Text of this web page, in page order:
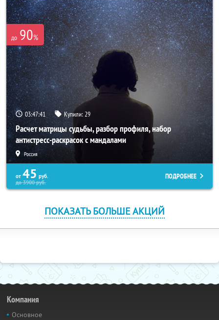
до 90%
03:47:40 Купили:29
Расчет матрицы судьбы, разбор профиля, набор
антистресс-раскрасок с мандалами
Россия
от 45 руб.
до3900руб.
ПОДРОБНЕЕ
ПОКАЗАТЬ БОЛЬШЕ АКЦИЙ
Компания
Основное